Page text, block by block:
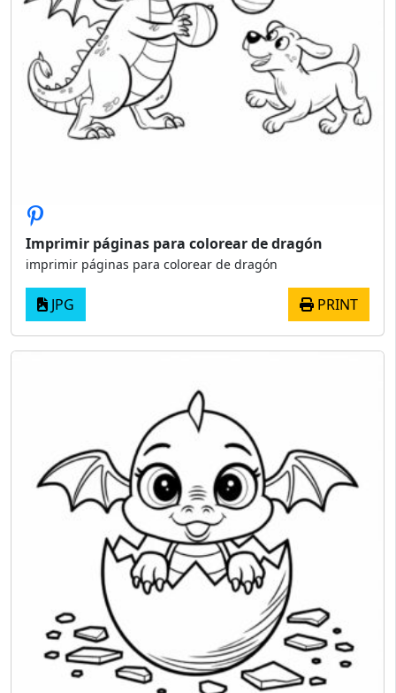
Imprimir páginas para colorear de dragón
imprimir páginas para colorear de dragón
JPG PRINT